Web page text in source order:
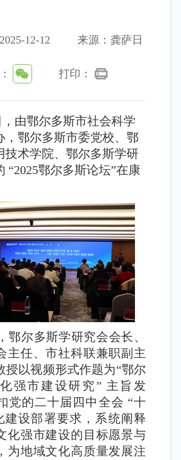
12-12
来源：龚萨日
打印：
由鄂尔多斯市社会科学
，鄂尔多斯市委党校、鄂
技术学院、鄂尔多斯学研
“2025鄂尔多斯论坛”在康
尔多斯学研究会会长、
主任、市社科联兼职副主
授以视频形式作题为“鄂尔
强市建设研究” 主旨发
党的二十届四中全会 “十
建设部署要求，系统阐释
化强市建设的目标愿景与
为地域文化高质量发展注